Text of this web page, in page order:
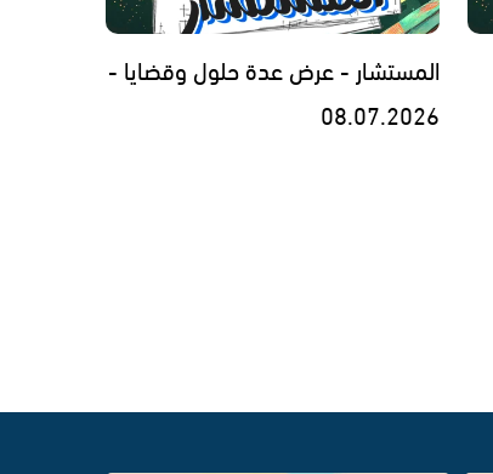
المستشار - عرض عدة حلول وقضايا -
08.07.2026